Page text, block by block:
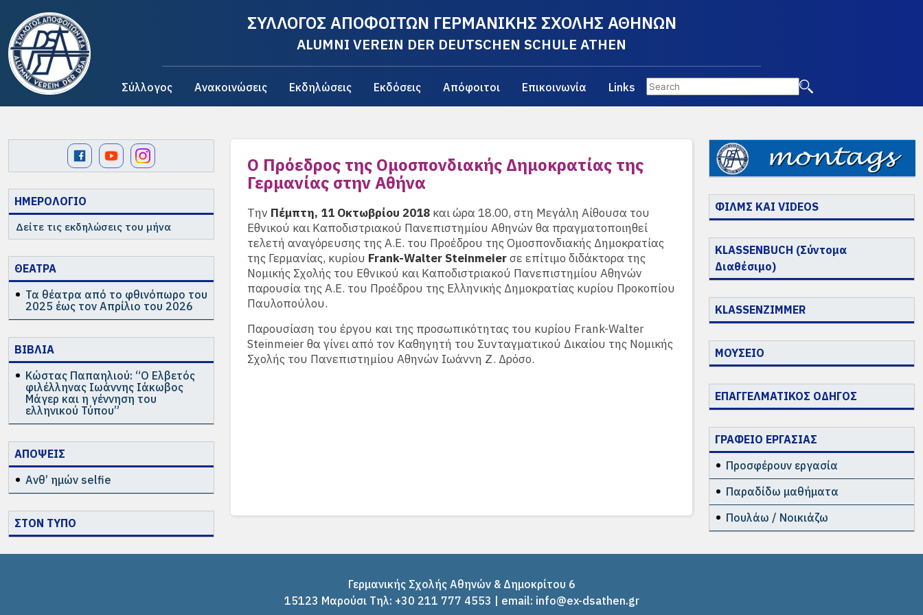
ΣΥΛΛΟΓΟΣ ΑΠΟΦΟΙΤΩΝ ΓΕΡΜΑΝΙΚΗΣ ΣΧΟΛΗΣ ΑΘΗΝΩΝ
ALUMNI VEREIN DER DEUTSCHEN SCHULE ATHEN
Σύλλογος Ανακοινώσεις Εκδηλώσεις Εκδόσεις Απόφοιτοι Επικοινωνία Links
ΗΜΕΡΟΛΟΓΙΟ
Δείτε τις εκδηλώσεις του μήνα
ΘΕΑΤΡΑ
Τα θέατρα από το φθινόπωρο του
2025 έως τον Απρίλιο του 2026
ΒΙΒΛΙΑ
Κώστας Παπαηλιού: “Ο Ελβετός
φιλέλληνας Ιωάννης Ιάκωβος
Μάγερ και η γέννηση του
ελληνικού Τύπου”
ΑΠΟΨΕΙΣ
Ανθ’ ημών selfie
ΣΤΟΝ ΤΥΠΟ
Ο Πρόεδρος της Ομοσπονδιακής Δημοκρατίας της
Γερμανίας στην Αθήνα
Την Πέμπτη, 11 Οκτωβρίου 2018 και ώρα 18.00, στη Μεγάλη Αίθουσα του
Εθνικού και Καποδιστριακού Πανεπιστημίου Αθηνών θα πραγματοποιηθεί
τελετή αναγόρευσης της Α.Ε. του Προέδρου της Ομοσπονδιακής Δημοκρατίας
της Γερμανίας, κυρίου Frank-Walter Steinmeierσε επίτιμο διδάκτορα της
Νομικής Σχολής του Εθνικού και Καποδιστριακού Πανεπιστημίου Αθηνών
παρουσία της Α.Ε. του Προέδρου της Ελληνικής Δημοκρατίας κυρίου Προκοπίου
Παυλοπούλου.
Παρουσίαση του έργου και της προσωπικότητας του κυρίου Frank-Walter
Steinmeier θα γίνει από τον Καθηγητή του Συνταγματικού Δικαίου της Νομικής
Σχολής του Πανεπιστημίου Αθηνών Ιωάννη Z. Δρόσο.
ΦΙΛΜΣ ΚΑΙ VIDEOS
KLASSENBUCH (Σύντομα
Διαθέσιμο)
KLASSENZIMMER
ΜΟΥΣΕΙΟ
ΕΠΑΓΓΕΛΜΑΤΙΚΟΣ ΟΔΗΓΟΣ
ΓΡΑΦΕΙΟ ΕΡΓΑΣΙΑΣ
Προσφέρουν εργασία
Παραδίδω μαθήματα
Πουλάω / Νοικιάζω
Γερμανικής Σχολής Αθηνών & Δημοκρίτου 6
15123 Μαρούσι Tηλ: +30 211 777 4553 | email: info@ex-dsathen.gr